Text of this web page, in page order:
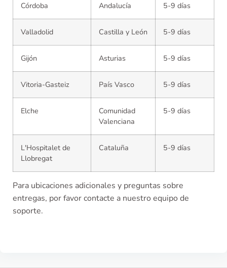
Córdoba Andalucía 5-9 días
Valladolid Castilla y León 5-9 días
Gijón Asturias 5-9 días
Vitoria-Gasteiz País Vasco 5-9 días
Elche
Comunidad
Valenciana
5-9 días
L'Hospitalet de
Llobregat
Cataluña 5-9 días
Para ubicaciones adicionales y preguntas sobre
entregas, por favor contacte a nuestro equipo de
soporte.